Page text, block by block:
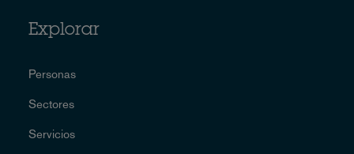
Explorar
Personas
Sectores
Servicios